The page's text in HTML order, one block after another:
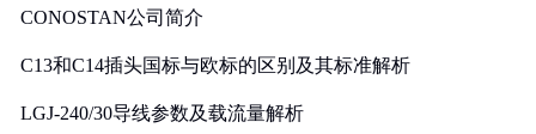
CONOSTAN公司简介
C13和C14插头国标与欧标的区别及其标准解析
LGJ-240/30导线参数及载流量解析